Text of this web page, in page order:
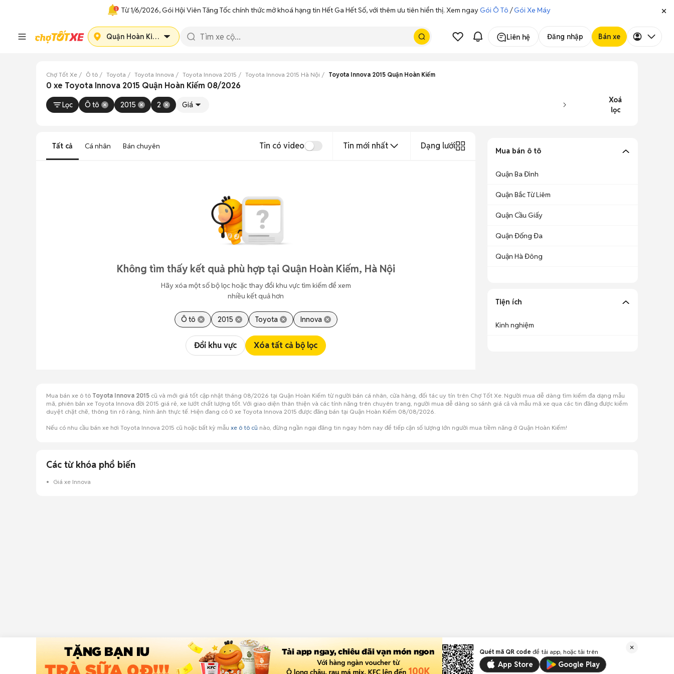
Từ 1/6/2026, Gói Hội Viên Tăng Tốc chính thức mở khoá hạng tin Hết Ga Hết Số, với thêm ưu tiên hiển thị. Xem ngayGói Ô Tô /Gói Xe Máy
Quận Hoàn Kiếm Liên hệ Đăng nhập Bán xe
Chợ Tốt Xe Ô tô Toyota Toyota Innova Toyota Innova 2015 Toyota Innova 2015 Hà Nội Toyota Innova 2015 Quận Hoàn Kiếm
0 xe Toyota Innova 2015 Quận Hoàn Kiếm 08/2026
Lọc Ô tô 2015 2 Giá
Xoá
lọc
Tất cả Cá nhân Bán chuyên Tin có video Tin mới nhất Dạng lưới
Không tìm thấy kết quả phù hợp tại Quận Hoàn Kiếm, Hà Nội
Hãy xóa một số bộ lọc hoặc thay đổi khu vực tìm kiếm để xem
nhiều kết quả hơn
Ô tô 2015 Toyota Innova
Đổi khu vực Xóa tất cả bộ lọc
Mua bán ô tô
Quận Ba Đình
Quận Bắc Từ Liêm
Quận Cầu Giấy
Quận Đống Đa
Quận Hà Đông
Tiện ích
Kinh nghiệm
Mua bán xe ô tô Toyota Innova 2015 cũ và mới giá tốt cập nhật tháng 08/2026 tại Quận Hoàn Kiếm từ người bán cá nhân, cửa hàng, đối tác uy tín trên Chợ Tốt Xe. Người mua dễ dàng tìm kiếm đa dạng mẫu
mã, phiên bản xe Toyota Innova đời 2015 giá rẻ, xe lướt chất lượng tốt. Với giao diện thân thiện và các tính năng trên chuyên trang, người mua dễ dàng so sánh giá cả và mẫu mã xe qua các tin đăng được kiểm
duyệt chặt chẽ, thông tin rõ ràng, hình ảnh thực tế. Hiện đang có 0 xe Toyota Innova 2015 được đăng bán tại Quận Hoàn Kiếm 08/08/2026.
Nếu có nhu cầu bán xe hơi Toyota Innova 2015 cũ hoặc bất kỳ mẫu xe ô tô cũ nào, đừng ngần ngại đăng tin ngay hôm nay để tiếp cận số lượng lớn người mua tiềm năng ở Quận Hoàn Kiếm!
Các từ khóa phổ biến
Giá xe Innova
Quét mã QR code để tải app, hoặc tải trên
App Store Google Play